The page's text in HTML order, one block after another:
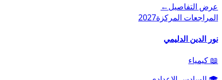
عرض التفاصيل←
المراجعات المركزة2027
نور الدين الدليمي
📖 كيمياء